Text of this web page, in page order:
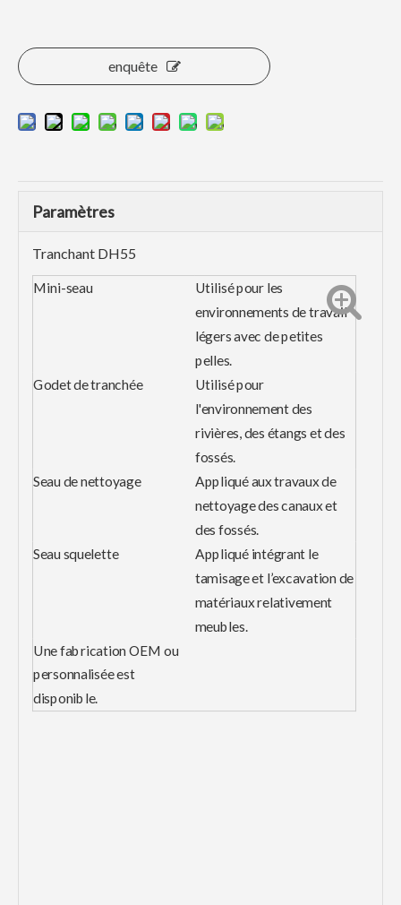
enquête
Paramètres
Tranchant DH55
Mini-seau
Utilisé pour les
environnements de travail
légers avec de petites
pelles.
Godet de tranchée
Utilisé pour
l'environnement des
rivières, des étangs et des
fossés.
Seau de nettoyage Appliqué aux travaux de
nettoyage des canaux et
des fossés.
Seau squelette
Appliqué intégrant le
tamisage et l’excavation de
matériaux relativement
meubles.
Une fabrication OEM ou
personnalisée est
disponible.